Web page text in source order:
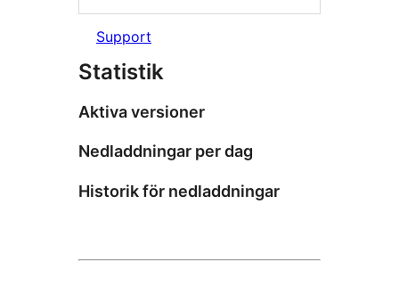
Support
Statistik
Aktiva versioner
Nedladdningar per dag
Historik för nedladdningar